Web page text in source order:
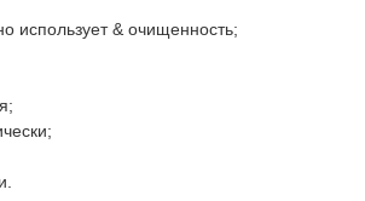
использует & очищенность;